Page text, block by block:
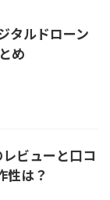
タルドローン
め
ビューと口コ
性は？